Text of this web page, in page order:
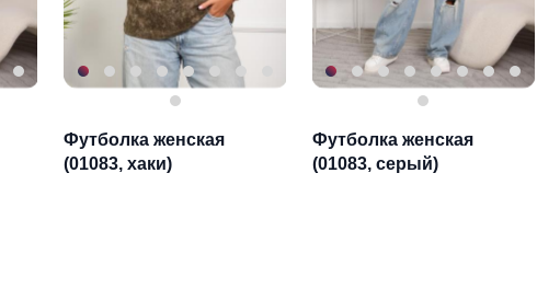
Футболка женская
(01083, хаки)
Футболка женская
(01083, серый)